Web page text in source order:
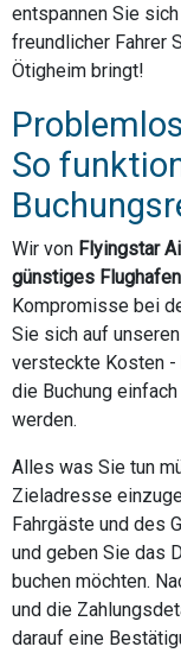
entspannen Sie
freundlicher Fahrer
Ötigheim bringt!
So
Wir von Flyingstar
günstiges
Kompromisse bei
Sie sich auf
versteckte Kosten -
die Buchung
werden.
Alles was Sie tun
Zieladresse
Fahrgäste und des
und geben Sie das
buchen möchten.
und die
darauf eine